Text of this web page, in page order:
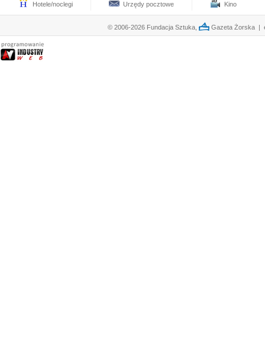
Hotele/noclegi
Urzędy pocztowe
Kino
© 2006-2026 Fundacja Sztuka, Gazeta Żorska |